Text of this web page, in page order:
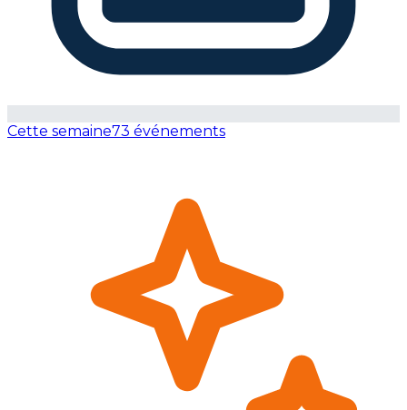
Cette semaine73 événements